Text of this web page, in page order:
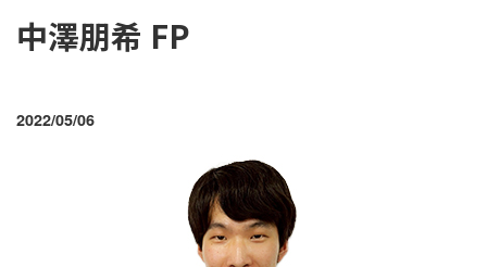
中澤朋希 FP
2022/05/06